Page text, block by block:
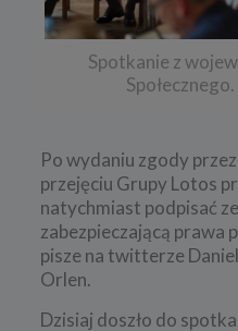
Spotkanie z
Po wydaniu zgody
przejęciu Grupy Lotos
natychmiast podpisać
zabezpieczającą prawa
pisze na twitterze
Orlen.
Dzisiaj doszło do